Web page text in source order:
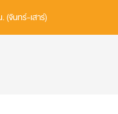
(จันทร์-เสาร์)